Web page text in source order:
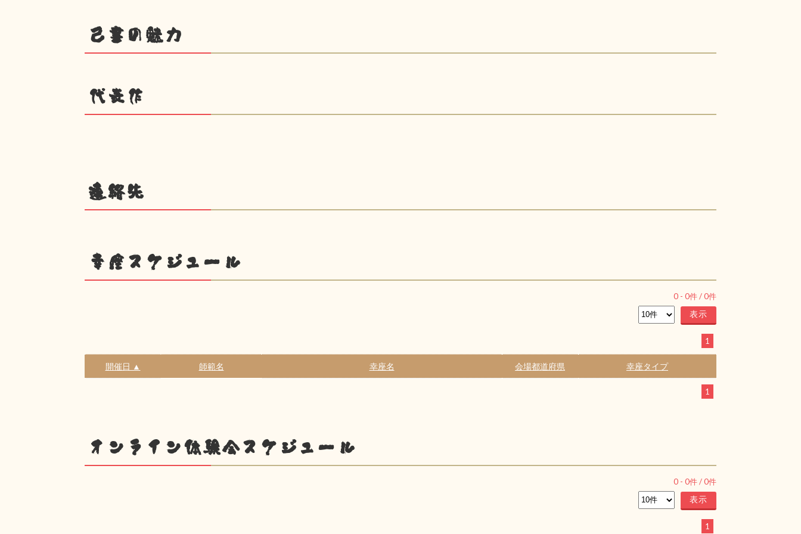
己書の魅力
代表作
連絡先
幸座スケジュール
0 - 0件 /0件
1
開催日 ▲ 師範名 幸座名 会場都道府県 幸座タイプ
1
オンライン体験会スケジュール
0 - 0件 /0件
1